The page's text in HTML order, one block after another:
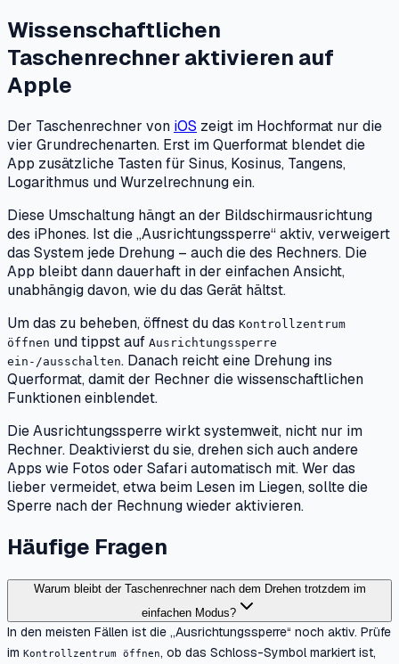
Wissenschaftlichen
Taschenrechner aktivieren auf
Apple
Der Taschenrechner von iOS zeigt im Hochformat nur die
vier Grundrechenarten. Erst im Querformat blendet die
App zusätzliche Tasten für Sinus, Kosinus, Tangens,
Logarithmus und Wurzelrechnung ein.
Diese Umschaltung hängt an der Bildschirmausrichtung
des iPhones. Ist die „Ausrichtungssperre“ aktiv, verweigert
das System jede Drehung – auch die des Rechners. Die
App bleibt dann dauerhaft in der einfachen Ansicht,
unabhängig davon, wie du das Gerät hältst.
Um das zu beheben, öffnest du das Kontrollzentrum
öffnen und tippst auf Ausrichtungssperre
ein-/ausschalten. Danach reicht eine Drehung ins
Querformat, damit der Rechner die wissenschaftlichen
Funktionen einblendet.
Die Ausrichtungssperre wirkt systemweit, nicht nur im
Rechner. Deaktivierst du sie, drehen sich auch andere
Apps wie Fotos oder Safari automatisch mit. Wer das
lieber vermeidet, etwa beim Lesen im Liegen, sollte die
Sperre nach der Rechnung wieder aktivieren.
Häufige Fragen
Warum bleibt der Taschenrechner nach dem Drehen trotzdem im
einfachen Modus?
In den meisten Fällen ist die „Ausrichtungssperre“ noch aktiv. Prüfe
im Kontrollzentrum öffnen, ob das Schloss-Symbol markiert ist,